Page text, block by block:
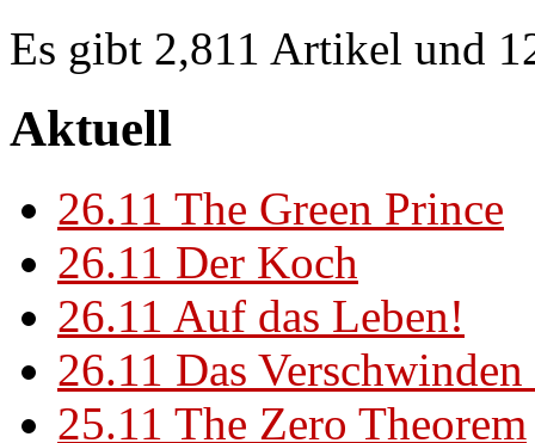
Es gibt 2,811 Artikel und
Aktuell
26.11 The Green Prince
26.11 Der Koch
26.11 Auf das Leben!
26.11 Das
25.11 The Zero Theorem